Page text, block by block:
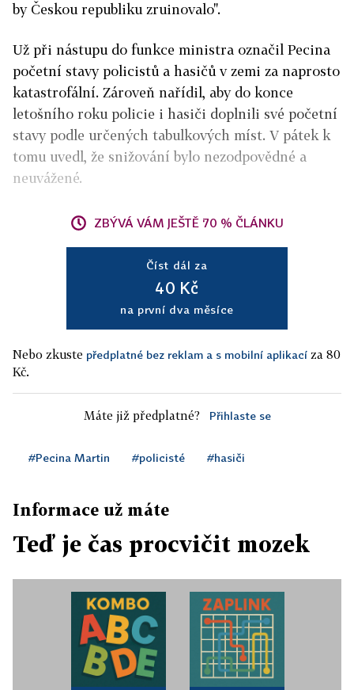
by Českou republiku zruinovalo".
Už při nástupu do funkce ministra označil Pecina
početní stavy policistů a hasičů v zemi za naprosto
katastrofální. Zároveň nařídil, aby do konce
letošního roku policie i hasiči doplnili své početní
stavy podle určených tabulkových míst. V pátek k
tomu uvedl, že snižování bylo nezodpovědné a
neuvážené.
ZBÝVÁ VÁM JEŠTĚ 70 % ČLÁNKU
Číst dál za
40 Kč
na první dva měsíce
Nebo zkuste předplatné bez reklam a s mobilní aplikací za 80
Kč.
Máte již předplatné? Přihlaste se
#Pecina Martin #policisté #hasiči
Informace už máte
Teď je čas procvičit mozek